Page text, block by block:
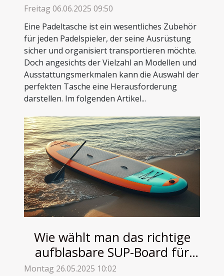
Bedürfnisse auswählen
Freitag 06.06.2025 09:50
Eine Padeltasche ist ein wesentliches Zubehör
für jeden Padelspieler, der seine Ausrüstung
sicher und organisiert transportieren möchte.
Doch angesichts der Vielzahl an Modellen und
Ausstattungsmerkmalen kann die Auswahl der
perfekten Tasche eine Herausforderung
darstellen. Im folgenden Artikel...
Wie wählt man das richtige
aufblasbare SUP-Board für
Einsteiger aus?
Montag 26.05.2025 10:02